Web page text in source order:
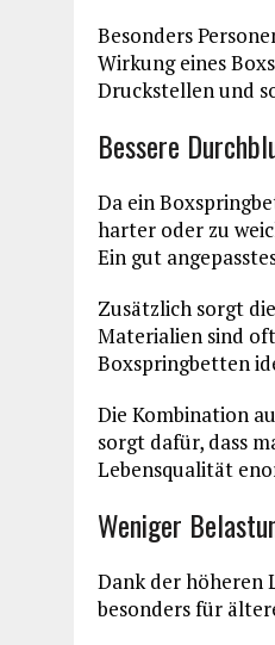
Besonders
Wirkung eines
Druckstellen und
Bessere
Da ein
harter oder zu
Ein gut
Zusätzlich sorgt
Materialien sind
Boxspringbetten
Die Kombination
sorgt dafür, dass
Lebensqualität
Weniger
Dank der höheren
besonders für